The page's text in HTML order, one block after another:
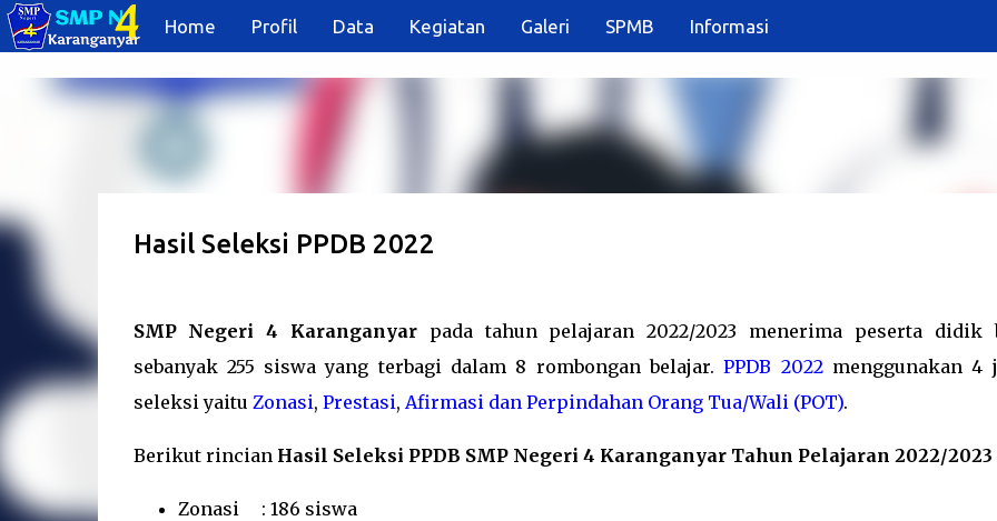
Home Profil Data Kegiatan Galeri SPMB Informasi
Langsung ke konten utama
Hasil Seleksi PPDB 2022
SMP Negeri 4 Karanganyarpada tahun pelajaran 2022/2023 menerima peserta didik
sebanyak 255 siswa yang terbagi dalam 8 rombongan belajar.PPDB 2022menggunakan 4
seleksi yaitu Zonasi, Prestasi, Afirmasi dan Perpindahan Orang Tua/Wali (POT).
Berikut rincian Hasil Seleksi PPDB SMP Negeri 4 Karanganyar Tahun Pelajaran 2022/2023
Zonasi : 186 siswa